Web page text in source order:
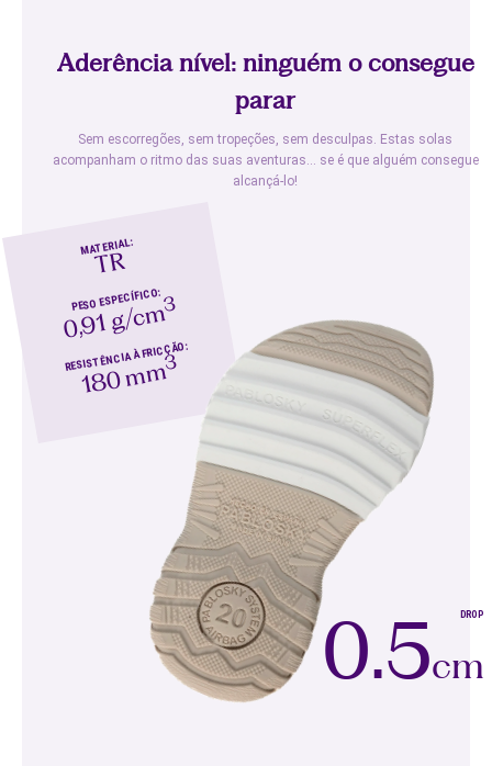
Aderência nível: ninguém o consegue
parar
Sem escorregões, sem tropeções, sem desculpas. Estas solas
acompanham o ritmo das suas aventuras… se é que alguém consegue
alcançá-lo!
MATERIAL:
TR
PESO ESPECÍFICO:
0,91 g/cm3
RESISTÊNCIA À FRICÇÃO:
180 mm3
DROP
0.5cm